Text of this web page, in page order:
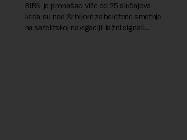
BIRN je pronašao više od 25 slučajeva
kada su nad Srbijom zabeležene smetnje
na satelitskoj navigaciji: lažni signali